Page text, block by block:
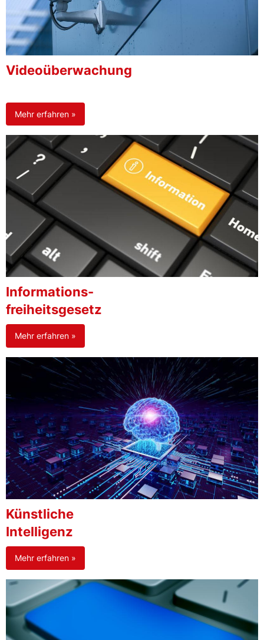
Videoüberwachung
Mehr erfahren »
Informations-
freiheitsgesetz
Mehr erfahren »
Künstliche
Intelligenz
Mehr erfahren »